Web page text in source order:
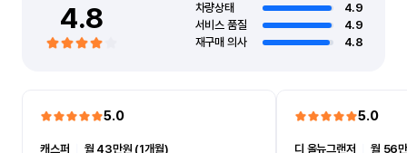
4.8 차량상태
4.9
서비스 품질
4.9
재구매 의사
4.8
5.0
캐스퍼
월 43만원 (1개월)
5.0
디 올뉴그랜저 ㅣ월 56